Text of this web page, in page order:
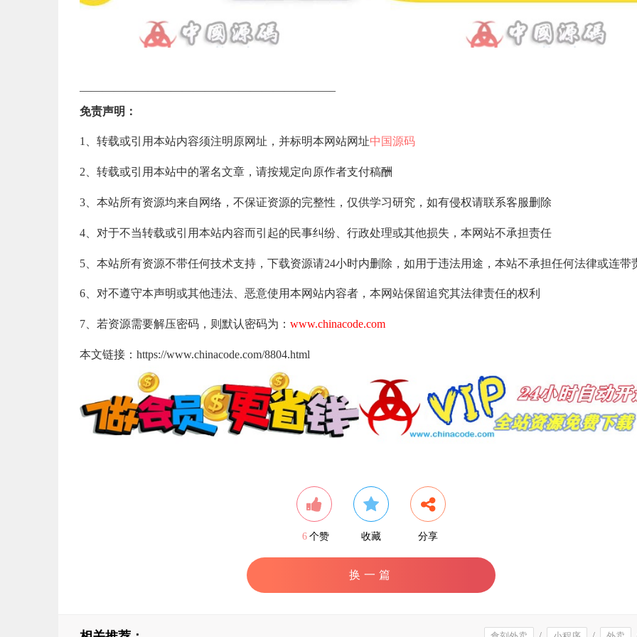
——————————————————————–
免责声明：
1、转载或引用本站内容须注明原网址，并标明本网站网址中国源码
2、转载或引用本站中的署名文章，请按规定向原作者支付稿酬
3、本站所有资源均来自网络，不保证资源的完整性，仅供学习研究，如有侵权请联系客服删除
4、对于不当转载或引用本站内容而引起的民事纠纷、行政处理或其他损失，本网站不承担责任
5、本站所有资源不带任何技术支持，下载资源请24小时内删除，如用于违法用途，本站不承担任何法律或连带
6、对不遵守本声明或其他违法、恶意使用本网站内容者，本网站保留追究其法律责任的权利
7、若资源需要解压密码，则默认密码为： www.chinacode.com
本文链接：https://www.chinacode.com/8804.html
6 个赞 收藏 分享
换一篇